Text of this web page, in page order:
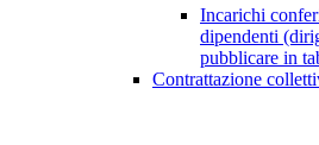
Incarichi
dipendenti
pubblicare in
Contrattazione